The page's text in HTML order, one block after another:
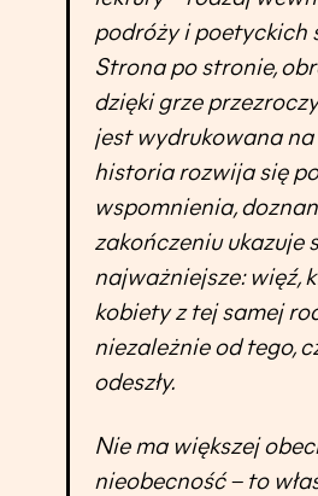
podróży i poetyckich
Strona po stronie,
dzięki grze
jest wydrukowana na
historia rozwija się
wspomnienia,
zakończeniu ukazuje
najważniejsze: więź,
kobiety z tej samej
niezależnie od tego,
odeszły.
Nie ma większej
nieobecność – to